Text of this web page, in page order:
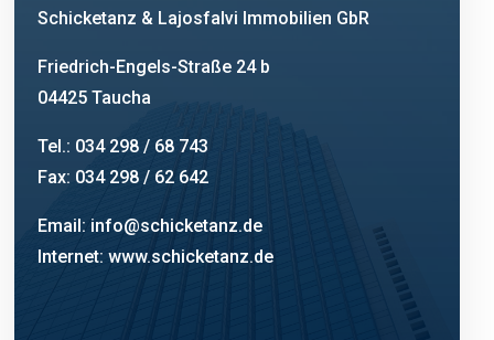
Schicketanz & Lajosfalvi Immobilien GbR
Friedrich-Engels-Straße 24 b
04425 Taucha
Tel.: 034 298 / 68 743
Fax: 034 298 / 62 642
Email: info@schicketanz.de
Internet: www.schicketanz.de